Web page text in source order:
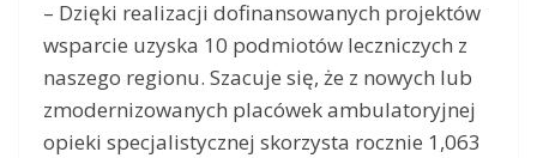
– Dzięki realizacji dofinansowanych projektów
wsparcie uzyska 10 podmiotów leczniczych z
naszego regionu. Szacuje się, że z nowych lub
zmodernizowanych placówek ambulatoryjnej
opieki specjalistycznej skorzysta rocznie 1,063